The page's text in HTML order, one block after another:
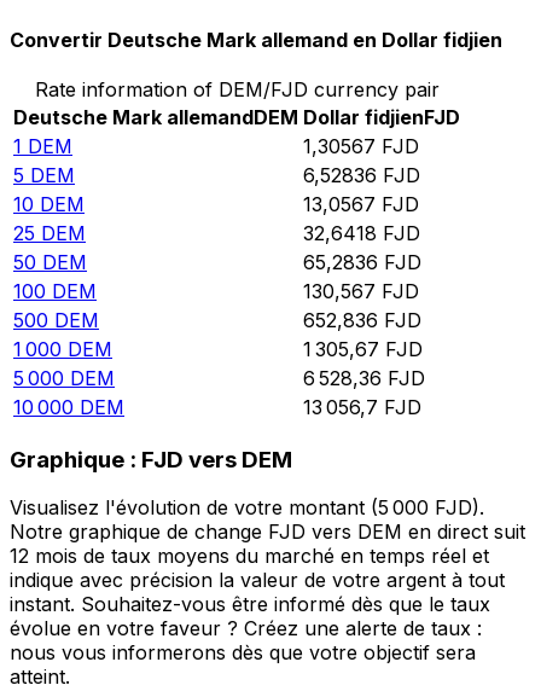
Convertir Deutsche Mark allemand en Dollar fidjien
Rate information of DEM/FJD currency pair
Deutsche Mark allemandDEM Dollar fidjienFJD
1 DEM 1,30567 FJD
5 DEM 6,52836 FJD
10 DEM 13,0567 FJD
25 DEM 32,6418 FJD
50 DEM 65,2836 FJD
100 DEM 130,567 FJD
500 DEM 652,836 FJD
1 000 DEM 1 305,67 FJD
5 000 DEM 6 528,36 FJD
10 000 DEM 13 056,7 FJD
Graphique : FJD vers DEM
Visualisez l'évolution de votre montant (5 000 FJD).
Notre graphique de change FJD vers DEM en direct suit
12 mois de taux moyens du marché en temps réel et
indique avec précision la valeur de votre argent à tout
instant. Souhaitez-vous être informé dès que le taux
évolue en votre faveur ? Créez une alerte de taux :
nous vous informerons dès que votre objectif sera
atteint.